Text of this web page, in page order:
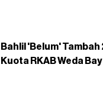
Bahlil 'Belum' Tambah
Kuota RKAB Weda Bay